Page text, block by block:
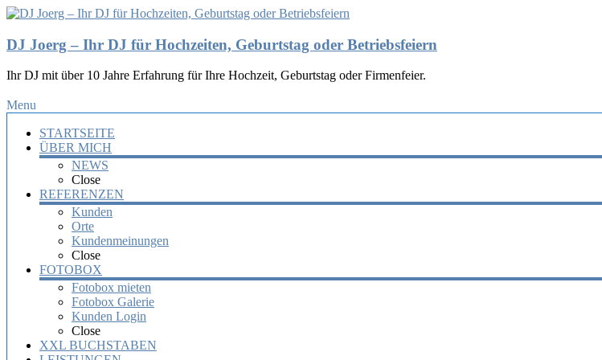
DJ Joerg – Ihr DJ für Hochzeiten, Geburtstag oder Betriebsfeiern
Ihr DJ mit über 10 Jahre Erfahrung für Ihre Hochzeit, Geburtstag oder Firmenfeier.
Menu
STARTSEITE
ÜBER MICH
NEWS
Close
REFERENZEN
Kunden
Orte
Kundenmeinungen
Close
FOTOBOX
Fotobox mieten
Fotobox Galerie
Kunden Login
Close
XXL BUCHSTABEN